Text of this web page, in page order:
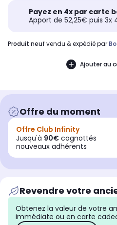
Payez en 4x par carte
Apport de 52,25€ puis 3x
produit neuf vendu & expédié par
Ajouter au
Offre du moment
Offre Club Infinity
Jusqu'à 90€ cagnottés
nouveaux adhérents
Revendre votre
Obtenez la valeur de votre
immédiate ou en carte